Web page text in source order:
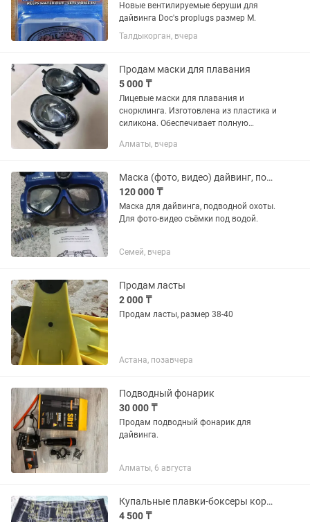
Новые вентилируемые беруши для
дайвинга Doc's proplugs размер М.
Талдыкорган, вчера
Продам маски для плавания
5 000 ₸
Лицевые маски для плавания и
снорклинга. Изготовлена из пластика и
силикона. Обеспечивает полную
Есть крепление для экшн камеры. Есть
Алматы, вчера
Маска (фото, видео) дайвинг, подводная охота.
120 000 ₸
Маска для дайвинга, подводной охоты.
Для фото-видео съёмки под водой.
Семей, вчера
Продам ласты
2 000 ₸
Продам ласты, размер 38-40
Астана, позавчера
Подводный фонарик
30 000 ₸
Продам подводный фонарик для
дайвинга.
Алматы, 6 августа
Купальные плавки-боксеры короткие мужские Airidaco.
4 500 ₸